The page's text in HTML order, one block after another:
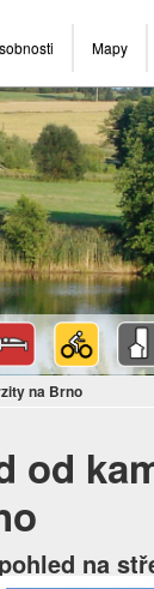
Mapy
na Brno
od
na